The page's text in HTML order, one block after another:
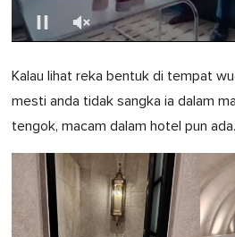
of
minute,
0
Kalau lihat reka bentuk di tempat
mesti anda tidak sangka ia dalam
tengok, macam dalam hotel pun ada.